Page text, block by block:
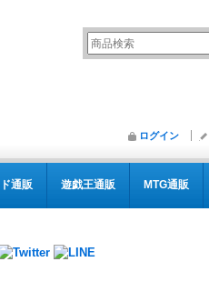
ログイン
通販 遊戯王通販 MTG通販